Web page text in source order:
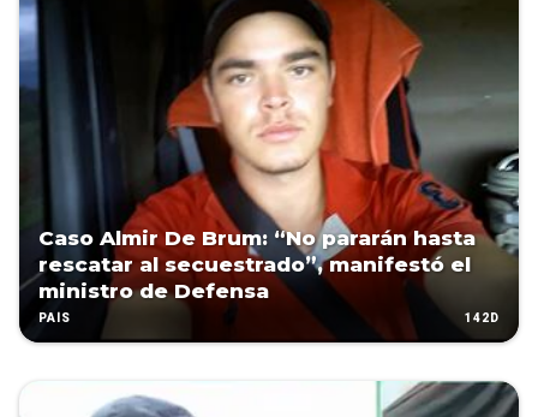
Caso Almir De Brum: “No pararán hasta
rescatar al secuestrado”, manifestó el
ministro de Defensa
PAÍS 142D